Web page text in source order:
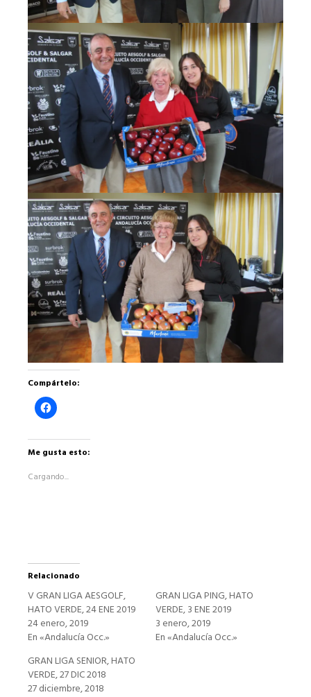
Compártelo:
Haz
clic
en
Facebook
en
Me gusta esto:
Cargando...
Relacionado
V GRAN LIGA AESGOLF,
HATO VERDE, 24 ENE 2019
24 enero, 2019
En «Andalucía Occ.»
GRAN LIGA PING, HATO
VERDE, 3 ENE 2019
3 enero, 2019
En «Andalucía Occ.»
GRAN LIGA SENIOR, HATO
VERDE, 27 DIC 2018
27 diciembre, 2018